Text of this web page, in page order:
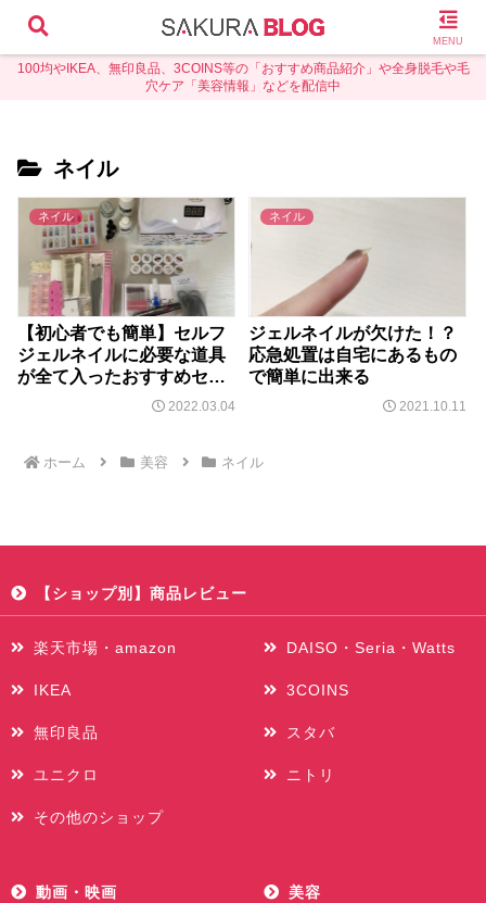
100均やIKEA、無印良品、3COINS等の「おすすめ商品紹介」や全身脱毛や毛
穴ケア「美容情報」などを配信中
ネイル
ネイル
【初心者でも簡単】セルフ
ジェルネイルに必要な道具
が全て入ったおすすめセッ
2022.03.04
ネイル
ジェルネイルが欠けた！？
応急処置は自宅にあるもの
で簡単に出来る
2021.10.11
ホーム 美容 ネイル
【ショップ別】商品レビュー
楽天市場・amazon DAISO・Seria・Watts
IKEA 3COINS
無印良品 スタバ
ユニクロ ニトリ
その他のショップ
動画・映画 美容
MENU